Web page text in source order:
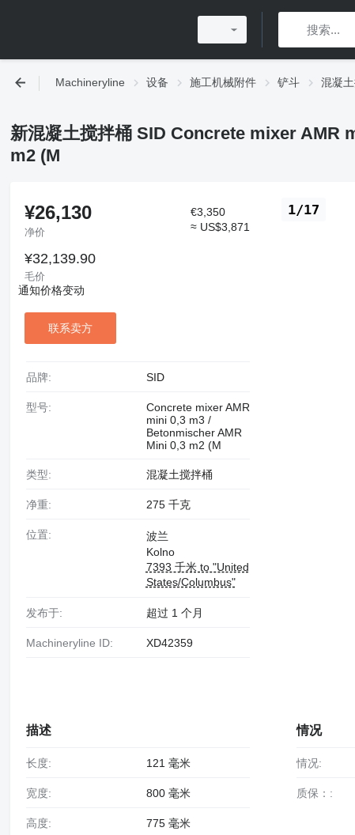
Machineryline 设备 施工机械附件 铲斗 混凝
新混凝土搅拌桶 SID Concrete mixer AMR
m2 (M
1/17
¥26,130
净价
€3,350
≈ US$3,871
¥32,139.90
毛价
通知价格变动
联系卖方
品牌: SID
型号:
Concrete mixer AMR
mini 0,3 m3 /
Betonmischer AMR
Mini 0,3 m2 (M
类型: 混凝土搅拌桶
净重: 275 千克
位置:
波兰
Kolno
7393 千米 to "United
States/Columbus"
发布于: 超过 1 个月
Machineryline ID: XD42359
描述
长度: 121 毫米
宽度: 800 毫米
高度: 775 毫米
情况
情况:
质保：: